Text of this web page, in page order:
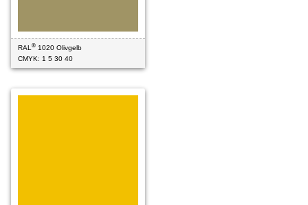
RAL® 1020 Olivgelb
CMYK: 1 5 30 40